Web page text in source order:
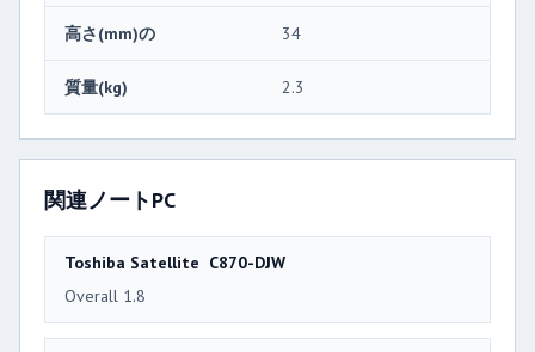
高さ(mm)の 34
質量(kg) 2.3
関連ノートPC
Toshiba Satellite C870-DJW
Overall 1.8